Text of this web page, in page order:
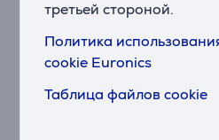
третьей стороной.
Политика
cookie Euronics
Таблица файлов cookie
Наушники JBL Wave Flex 2